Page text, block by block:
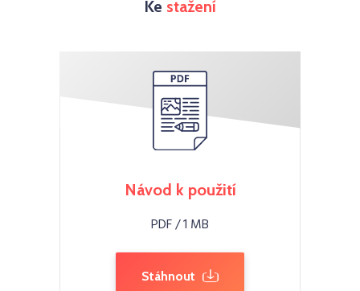
Ke stažení
Návod k použití
PDF / 1 MB
Stáhnout